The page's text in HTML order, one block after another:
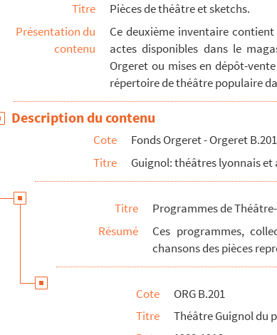
de monologues
lyonnais et associations de défense de la marionnette
direction de Pierre Neichthauser
direction d' Ernest Neichthauser
d'opérettes, de comédies et films musicaux.
Titre
Pièces de théâtre et sketchs.
Présentation du
contenu
Ce deuxième inventaire
actes disponibles dans le
Orgeret ou mises en dépôt-
répertoire de théâtre populaire
Description du contenu
Cote
Fonds Orgeret - Orgeret
Titre
Guignol: théâtres lyonnais
Titre
Programmes de
Résumé
Ces programmes,
chansons des pièces
Cote
ORG B.201
Titre
Théâtre Guignol du